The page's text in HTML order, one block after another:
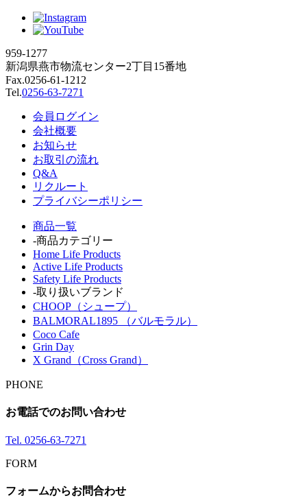
959-1277
新潟県燕市物流センター2丁目15番地
Fax.0256-61-1212
Tel.0256-63-7271
会員ログイン
会社概要
お知らせ
お取引の流れ
Q&A
リクルート
プライバシーポリシー
商品一覧
-商品カテゴリー
Home Life Products
Active Life Products
Safety Life Products
-取り扱いブランド
CHOOP（シュープ）
BALMORAL1895 （バルモラル）
Coco Cafe
Grin Day
X Grand（Cross Grand）
PHONE
お電話でのお問い合わせ
Tel. 0256-63-7271
FORM
フォームからお問合わせ